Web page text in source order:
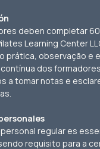
deben completar
Learning Center
prática, observação e
dos
a tomar notas e
regular es
requisito para a